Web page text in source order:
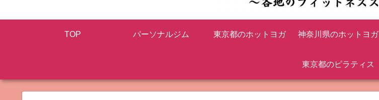
TOP パーソナルジム 東京都のホットヨガ 神奈川県のホットヨガ
東京都のピラティス